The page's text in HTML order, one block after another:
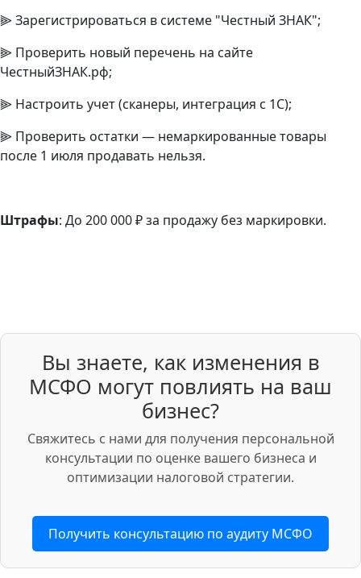
⫸ Зарегистрироваться в системе "Честный ЗНАК";
⫸ Проверить новый перечень на сайте
ЧестныйЗНАК.рф;
⫸ Настроить учет (сканеры, интеграция с 1С);
⫸ Проверить остатки — немаркированные товары
после 1 июля продавать нельзя.
Штрафы: До 200 000 ₽ за продажу без маркировки.
Вы знаете, как изменения в
МСФО могут повлиять на ваш
бизнес?
Свяжитесь с нами для получения персональной
консультации по оценке вашего бизнеса и
оптимизации налоговой стратегии.
Получить консультацию по аудиту МСФО